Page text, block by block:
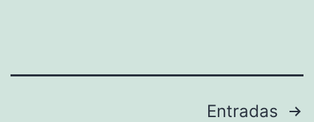
Entradas